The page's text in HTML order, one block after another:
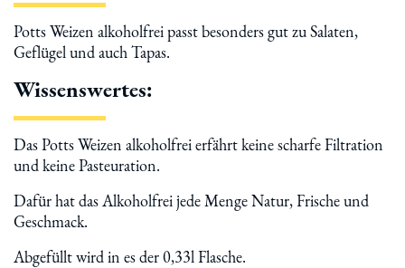
Potts Weizen alkoholfrei passt besonders gut zu Salaten,
Geflügel und auch Tapas.
Wissenswertes:
Das Potts Weizen alkoholfrei erfährt keine scharfe Filtration
und keine Pasteuration.
Dafür hat das Alkoholfrei jede Menge Natur, Frische und
Geschmack.
Abgefüllt wird in es der 0,33l Flasche.